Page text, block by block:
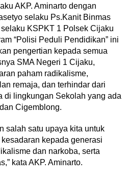
AKP. Aminarto dengan
selaku Ps.Kanit Binmas
KSPKT 1 Polsek Cijaku
“Polisi Peduli Pendidikan” ini
pengertian kepada semua
SMA Negeri 1 Cijaku,
paham radikalisme,
remaja, dan terhindar dari
di lingkungan Sekolah yang ada
Cigemblong.
salah satu upaya kita untuk
kepada generasi
dan narkoba, serta
kata AKP. Aminarto.